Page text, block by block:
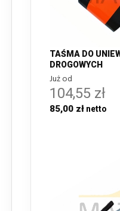
TAŚMA DO
DROGOWYCH
Już od
104,55 zł
85,00 zł